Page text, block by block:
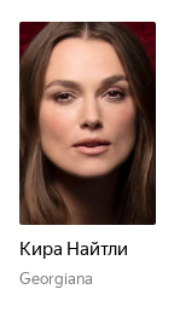
Кира Найтли
Georgiana